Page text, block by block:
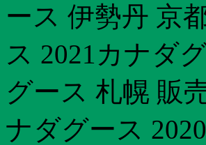
ース 伊勢丹 京
ス 2021カナダ
グース 札幌 販
ナダグース